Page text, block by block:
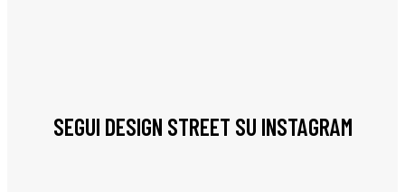
SEGUI DESIGN STREET SU INSTAGRAM